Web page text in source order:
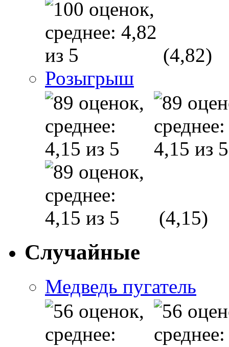
(4,82)
Розыгрыш
(4,15)
Случайные
Медведь пугатель